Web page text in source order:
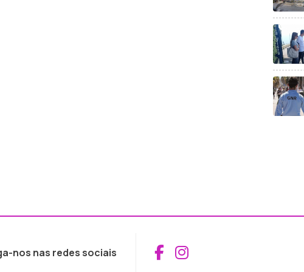
nos nas redes sociais Aceder ao
Aceder ao